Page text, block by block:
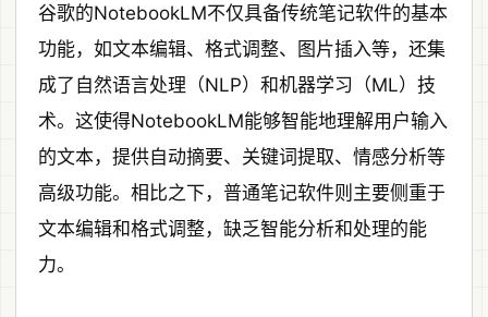
谷歌的NotebookLM不仅具备传统笔记软件的基本
功能，如文本编辑、格式调整、图片插入等，还集
成了自然语言处理（NLP）和机器学习（ML）技
术。这使得NotebookLM能够智能地理解用户输入
的文本，提供自动摘要、关键词提取、情感分析等
高级功能。相比之下，普通笔记软件则主要侧重于
文本编辑和格式调整，缺乏智能分析和处理的能
力。